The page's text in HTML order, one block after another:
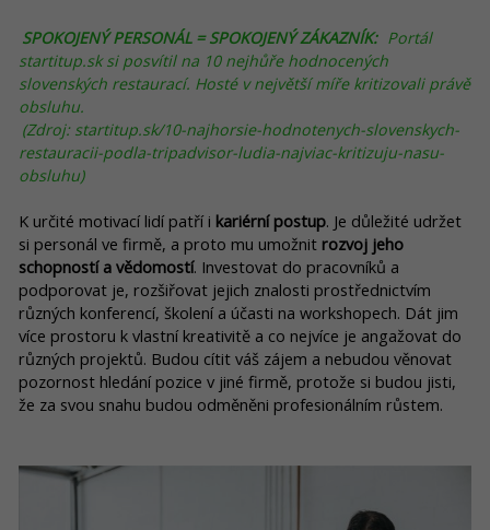
SPOKOJENÝ PERSONÁL = SPOKOJENÝ ZÁKAZNÍK: Portál
startitup.sk si posvítil na 10 nejhůře hodnocených
slovenských restaurací. Hosté v největší míře kritizovali právě
obsluhu.
(Zdroj: startitup.sk/10-najhorsie-hodnotenych-slovenskych-
restauracii-podla-tripadvisor-ludia-najviac-kritizuju-nasu-
obsluhu)
K určité motivací lidí patří i kariérní postup. Je důležité udržet
si personál ve firmě, a proto mu umožnit rozvoj jeho
schopností a vědomostí. Investovat do pracovníků a
podporovat je, rozšiřovat jejich znalosti prostřednictvím
různých konferencí, školení a účasti na workshopech. Dát jim
více prostoru k vlastní kreativitě a co nejvíce je angažovat do
různých projektů. Budou cítit váš zájem a nebudou věnovat
pozornost hledání pozice v jiné firmě, protože si budou jisti,
že za svou snahu budou odměněni profesionálním růstem.